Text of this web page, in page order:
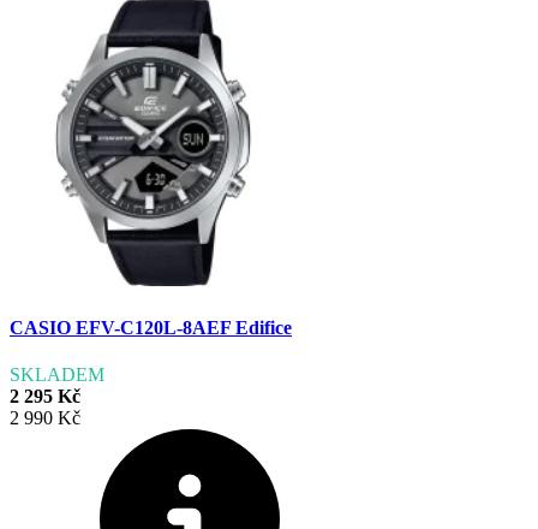
CASIO EFV-C120L-8AEF Edifice
SKLADEM
2 295 Kč
2 990 Kč